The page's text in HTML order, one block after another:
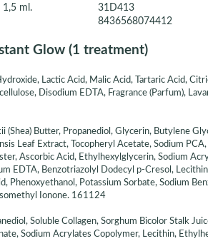
1,5 ml.
31D413
8436568074412
Glow (1 treatment)
Lactic Acid, Malic Acid, Tartaric Acid,
Disodium EDTA, Fragrance (Parfum),
(Shea) Butter, Propanediol, Glycerin, Butylene
Leaf Extract, Tocopheryl Acetate, Sodium
Ascorbic Acid, Ethylhexylglycerin, Sodium
EDTA, Benzotriazolyl Dodecyl p-Cresol,
Potassium Sorbate, Sodium
Ionone. 161124
Soluble Collagen, Sorghum Bicolor Stalk
Sodium Acrylates Copolymer, Lecithin,